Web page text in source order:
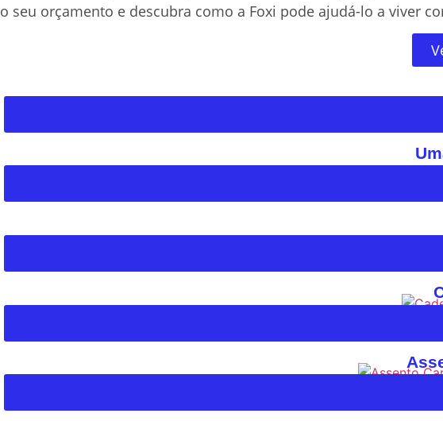
o seu orçamento e descubra como a Foxi pode ajudá-lo a viver